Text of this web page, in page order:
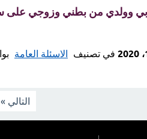
وولدي من بطني وزوجي على
في تصنيف الاسئلة العامة
التالي »